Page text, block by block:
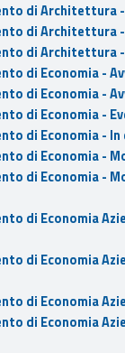
di Architettura
di Architettura
di Architettura -
di Economia -
di Economia -
di Economia -
di Economia - In
di Economia -
di Economia -
di Economia
di Economia
di Economia
di Economia